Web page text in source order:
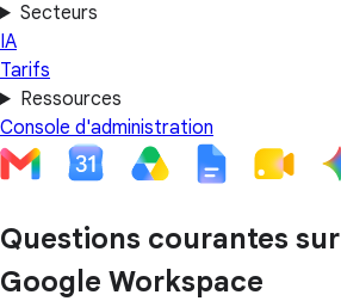
Secteurs
IA
Tarifs
Ressources
Console d'administration
Questions courantes sur
Google Workspace